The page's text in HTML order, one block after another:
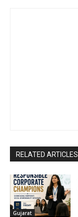
RELATED ARTICLES
Gujarat